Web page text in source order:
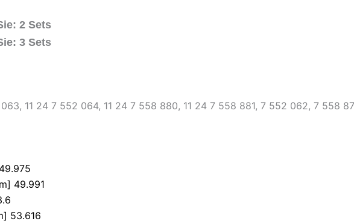
2 Sets
3 Sets
11 24 7 552 064, 11 24 7 558 880, 11 24 7 558 881, 7 552 062, 7 558
49.991
53.616